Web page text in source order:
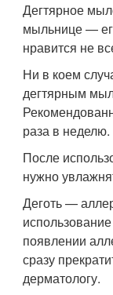
Дегтярное
мыльнице —
нравится не
Ни в коем
дегтярным
раза в неделю.
После
нужно
Деготь —
появлении
сразу
дерматологу.